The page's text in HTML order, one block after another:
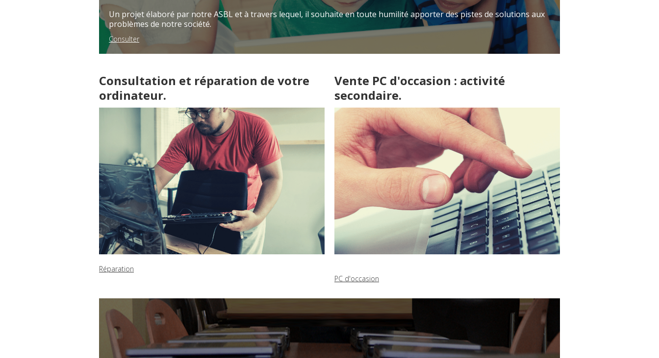
Un projet élaboré par notre ASBL et à travers lequel, il souhaite en toute humilité apporter des pistes de solutions aux
problèmes de notre société.
Consulter
Consultation et réparation de votre
ordinateur.
Réparation
Vente PC d'occasion : activité
secondaire.
PC d'occasion